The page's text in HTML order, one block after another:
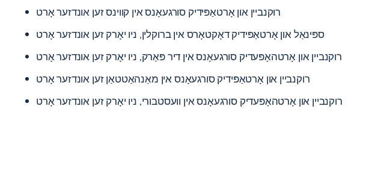
רוקנביין און אָרטאַפּידיק סורגעאָנס אין קווינסזען אונדזער אָרט
ספּינאַל און אָרטאַפּידיק דאָקטאָרס אין ברוקלין, ניו יאָרקזען אונדזער אָרט
רוקנביין און אָרטהאָפּעדיק סורגעאָנס אין דיר פּאַרק, ניו יאָרקזען אונדזער אָרט
רוקנביין און אָרטאַפּידיק סורגעאָנס אין מאַנהאַטטאַןזען אונדזער אָרט
רוקנביין און אָרטהאָפּעדיק סורגעאָנס אין וועסטבורי, ניו יאָרקזען אונדזער אָרט